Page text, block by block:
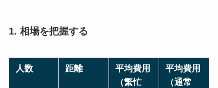
1. 相場を把握する
人数 距離
平均費用
（繁忙
平均費用
（通常